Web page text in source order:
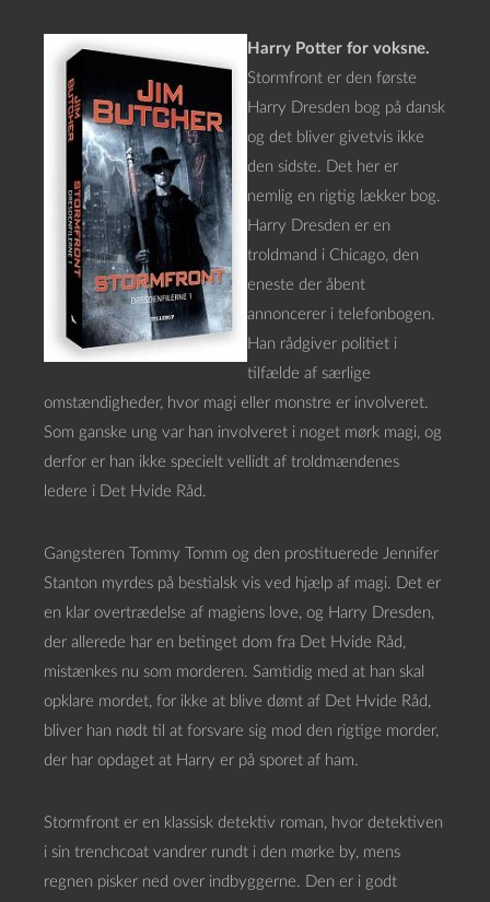
Harry Potter for voksne.
Stormfront er den første
Harry Dresden bog på dansk
og det bliver givetvis ikke
den sidste. Det her er
nemlig en rigtig lækker bog.
Harry Dresden er en
troldmand i Chicago, den
eneste der åbent
annoncerer i telefonbogen.
Han rådgiver politiet i
tilfælde af særlige
omstændigheder, hvor magi eller monstre er involveret.
Som ganske ung var han involveret i noget mørk magi, og
derfor er han ikke specielt vellidt af troldmændenes
ledere i Det Hvide Råd.
Gangsteren Tommy Tomm og den prostituerede Jennifer
Stanton myrdes på bestialsk vis ved hjælp af magi. Det er
en klar overtrædelse af magiens love, og Harry Dresden,
der allerede har en betinget dom fra Det Hvide Råd,
mistænkes nu som morderen. Samtidig med at han skal
opklare mordet, for ikke at blive dømt af Det Hvide Råd,
bliver han nødt til at forsvare sig mod den rigtige morder,
der har opdaget at Harry er på sporet af ham.
Stormfront er en klassisk detektiv roman, hvor detektiven
i sin trenchcoat vandrer rundt i den mørke by, mens
regnen pisker ned over indbyggerne. Den er i godt